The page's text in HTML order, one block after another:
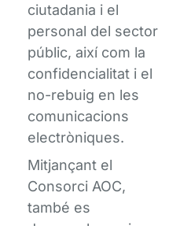
ciutadania i el
personal del sector
públic, així­ com la
confidencialitat i el
no-rebuig en les
comunicacions
electròniques.
Mitjançant el
Consorci AOC,
també es